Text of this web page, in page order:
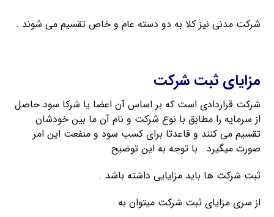
شرکت مدنی نیز کلا به دو دسته عام و خاص تقسیم می شوند .
مزایای ثبت شرکت
شرکت قراردادی است که بر اساس آن اعضا یا شرکا سود حاصل
از سرمایه را مطابق با نوع شرکت و نام آن ما بین خودشان
تقسیم می ‌کنند و قاعدتا برای کسب سود و منفعت این امر
صورت میگیرد . با توجه به این توضیح
ثبت شرکت ها باید مزایایی داشته باشد .
از سری مزایای ثبت شرکت میتوان به :